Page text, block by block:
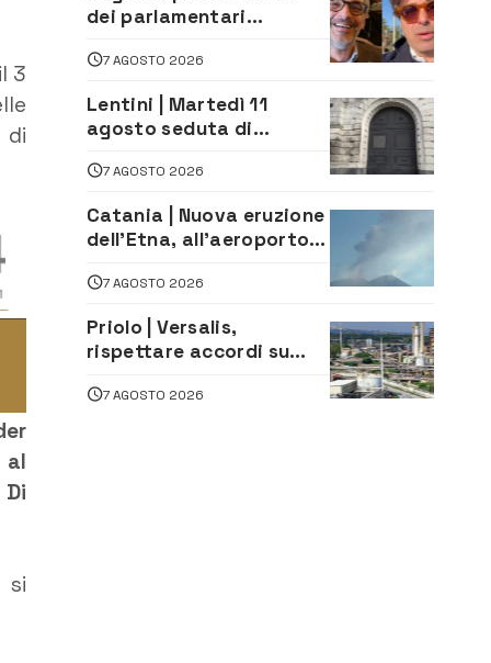
3
di
al
si
dei parlamentari
firma del contatto per il
depuratore
7 AGOSTO 2026
Lentini | Martedì 11
agosto seduta di
7 AGOSTO 2026
Catania | Nuova eruzione
dell’Etna, all’aeroporto
dirottati
7 AGOSTO 2026
Priolo | Versalis,
rispettare accordi su
lavoro. Il sindaco scrive
7 AGOSTO 2026